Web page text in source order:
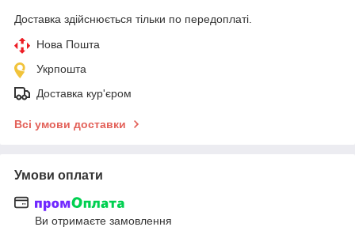
Доставка здійснюється тільки по передоплаті.
Нова Пошта
Укрпошта
Доставка кур'єром
Всі умови доставки
Умови оплати
Ви отримаєте замовлення